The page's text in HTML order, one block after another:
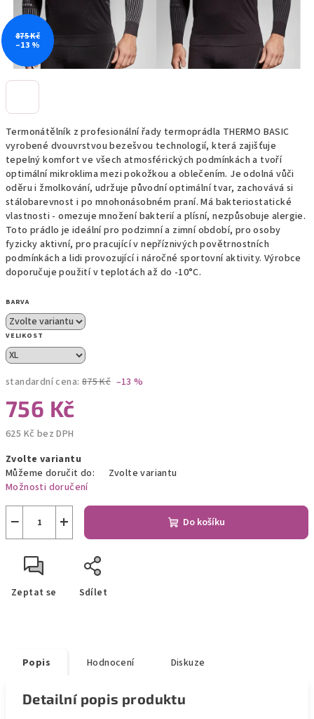
Termonátělník z profesionální řady termoprádla THERMO BASIC
vyrobené dvouvrstvou bezešvou technologií, která zajišťuje
tepelný komfort ve všech atmosférických podmínkách a tvoří
optimální mikroklima mezi pokožkou a oblečením. Je odolná vůči
oděru i žmolkování, udržuje původní optimální tvar, zachovává si
stálobarevnost i po mnohonásobném praní. Má bakteriostatické
vlastnosti - omezuje množení bakterií a plísní, nezpůsobuje alergie.
Toto prádlo je ideální pro podzimní a zimní období, pro osoby
fyzicky aktivní, pro pracující v nepříznivých povětrnostních
podmínkách a lidi provozující i náročné sportovní aktivity. Výrobce
doporučuje použití v teplotách až do -10°C.
BARVA
VELIKOST
standardní cena: 875 Kč –13 %
756 Kč
625 Kč bez DPH
cena:
Zvolte variantu
Můžeme doručit do:
Zvolte variantu
Možnosti doručení
+
− Do košíku
Zeptat se Sdílet
875 Kč
–13 %
Popis Hodnocení Diskuze
Detailní popis produktu